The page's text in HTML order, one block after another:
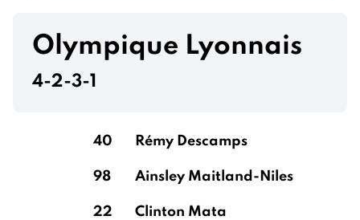
Olympique Lyonnais
4-2-3-1
40 Rémy Descamps
98 Ainsley Maitland-Niles
22 Clinton Mata